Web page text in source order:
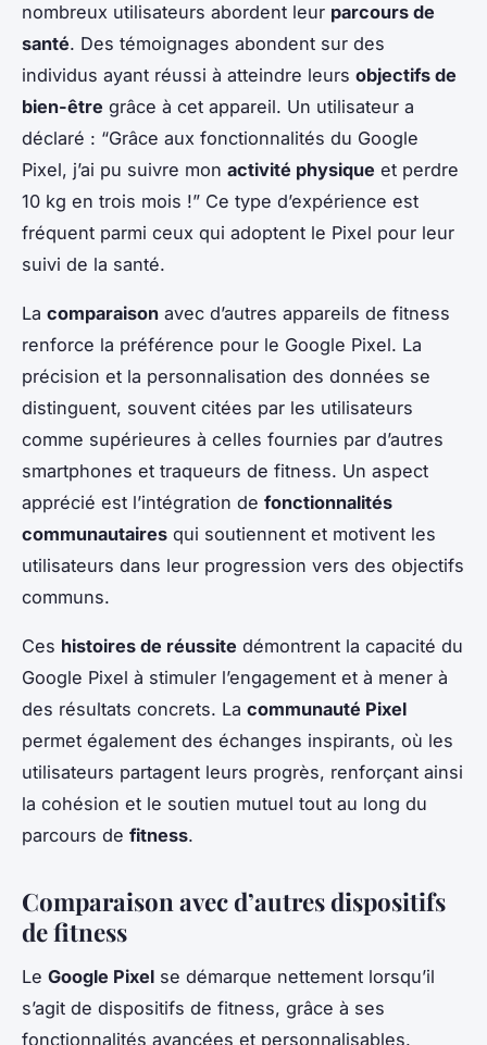
nombreux utilisateurs abordent leur parcours de
santé. Des témoignages abondent sur des
individus ayant réussi à atteindre leurs objectifs de
bien-être grâce à cet appareil. Un utilisateur a
déclaré : “Grâce aux fonctionnalités du Google
Pixel, j’ai pu suivre mon activité physique et perdre
10 kg en trois mois !” Ce type d’expérience est
fréquent parmi ceux qui adoptent le Pixel pour leur
suivi de la santé.
La comparaison avec d’autres appareils de fitness
renforce la préférence pour le Google Pixel. La
précision et la personnalisation des données se
distinguent, souvent citées par les utilisateurs
comme supérieures à celles fournies par d’autres
smartphones et traqueurs de fitness. Un aspect
apprécié est l’intégration de fonctionnalités
communautaires qui soutiennent et motivent les
utilisateurs dans leur progression vers des objectifs
communs.
Ces histoires de réussite démontrent la capacité du
Google Pixel à stimuler l’engagement et à mener à
des résultats concrets. La communauté Pixel
permet également des échanges inspirants, où les
utilisateurs partagent leurs progrès, renforçant ainsi
la cohésion et le soutien mutuel tout au long du
parcours de fitness.
Comparaison avec d’autres dispositifs
de fitness
Le Google Pixel se démarque nettement lorsqu’il
s’agit de dispositifs de fitness, grâce à ses
fonctionnalités avancées et personnalisables.